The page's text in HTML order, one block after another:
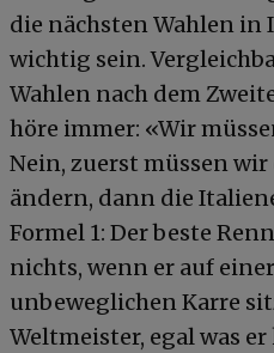
die nächsten Wahlen in
wichtig sein.
Wahlen nach dem
höre immer: «Wir
Nein, zuerst müssen
ändern, dann die
Formel 1: Der beste
nichts, wenn er auf
unbeweglichen Karre
Weltmeister, egal was